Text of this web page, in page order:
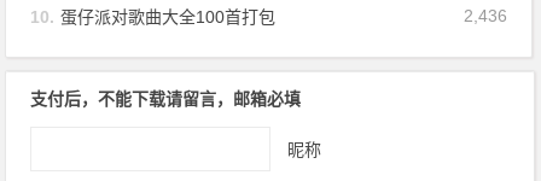
2,436
10. 蛋仔派对歌曲大全100首打包
支付后，不能下载请留言，邮箱必填
昵称